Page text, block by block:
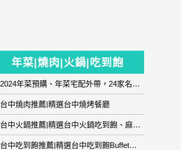
年菜|燒肉|火鍋|吃到飽
2024年菜預購、年菜宅配外帶，24家名店年菜推薦整理，圍爐輕鬆上菜團圓趣
台中燒肉推薦|精選台中燒烤餐廳
台中火鍋推薦|精選台中火鍋吃到飽、麻辣鍋、鴛鴦鍋、石頭火鍋、酸菜白肉鍋、海鮮鍋、燒酒雞、麻油雞、壽喜燒等熱門人氣火鍋店!
台中吃到飽推薦|精選台中吃到飽Buffet自助餐廳